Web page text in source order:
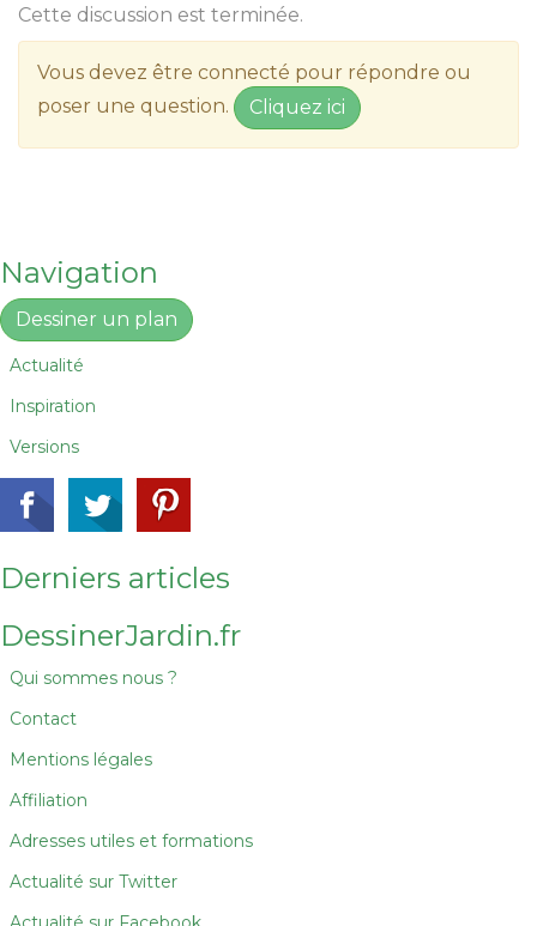
Cette discussion est terminée.
Vous devez être connecté pour répondre ou
poser une question.
Cliquez ici
Navigation
Dessiner un plan
Actualité
Inspiration
Versions
Derniers articles
DessinerJardin.fr
Qui sommes nous ?
Contact
Mentions légales
Affiliation
Adresses utiles et formations
Actualité sur Twitter